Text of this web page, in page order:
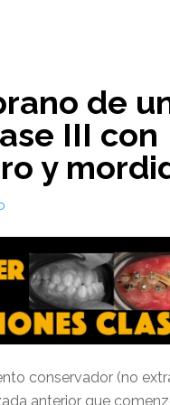
de
III con
y
conservador (no
anterior que